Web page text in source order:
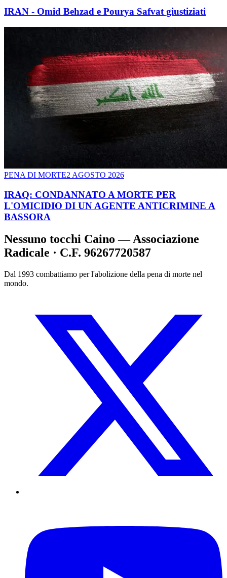
IRAN - Omid Behzad e Pourya Safvat giustiziati
PENA DI MORTE2 AGOSTO 2026
IRAQ: CONDANNATO A MORTE PER
L'OMICIDIO DI UN AGENTE ANTICRIMINE A
BASSORA
Nessuno tocchi Caino — Associazione
Radicale · C.F. 96267720587
Dal 1993 combattiamo per l'abolizione della pena di morte nel
mondo.